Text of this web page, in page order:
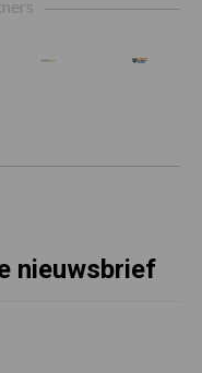
nieuwsbrief